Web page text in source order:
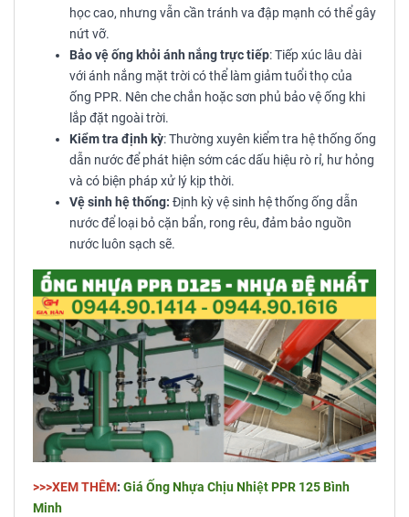
học cao, nhưng vẫn cần tránh va đập mạnh có thể gây
nứt vỡ.
Bảo vệ ống khỏi ánh nắng trực tiếp: Tiếp xúc lâu dài
với ánh nắng mặt trời có thể làm giảm tuổi thọ của
ống PPR. Nên che chắn hoặc sơn phủ bảo vệ ống khi
lắp đặt ngoài trời.
Kiểm tra định kỳ: Thường xuyên kiểm tra hệ thống ống
dẫn nước để phát hiện sớm các dấu hiệu rò rỉ, hư hỏng
và có biện pháp xử lý kịp thời.
Vệ sinh hệ thống: Định kỳ vệ sinh hệ thống ống dẫn
nước để loại bỏ cặn bẩn, rong rêu, đảm bảo nguồn
nước luôn sạch sẽ.
>>>XEM THÊM: Giá Ống Nhựa Chịu Nhiệt PPR 125 Bình
Minh